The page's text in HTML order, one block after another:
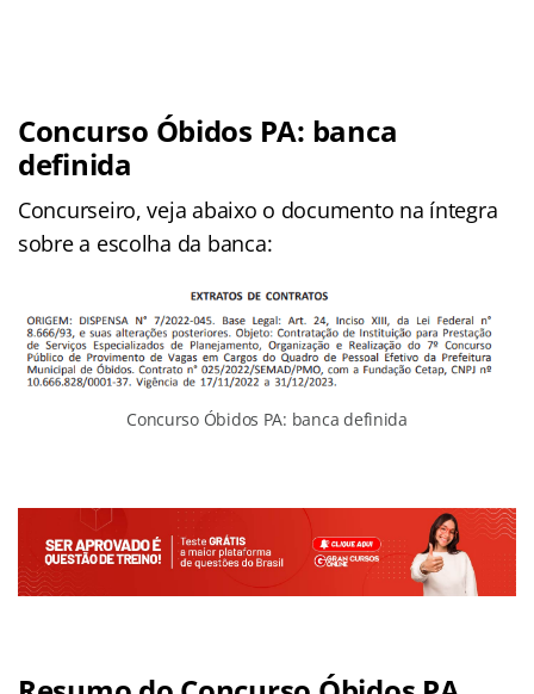
Concurso Óbidos PA: banca
definida
Concurseiro, veja abaixo o documento na íntegra
sobre a escolha da banca:
Concurso Óbidos PA: banca definida